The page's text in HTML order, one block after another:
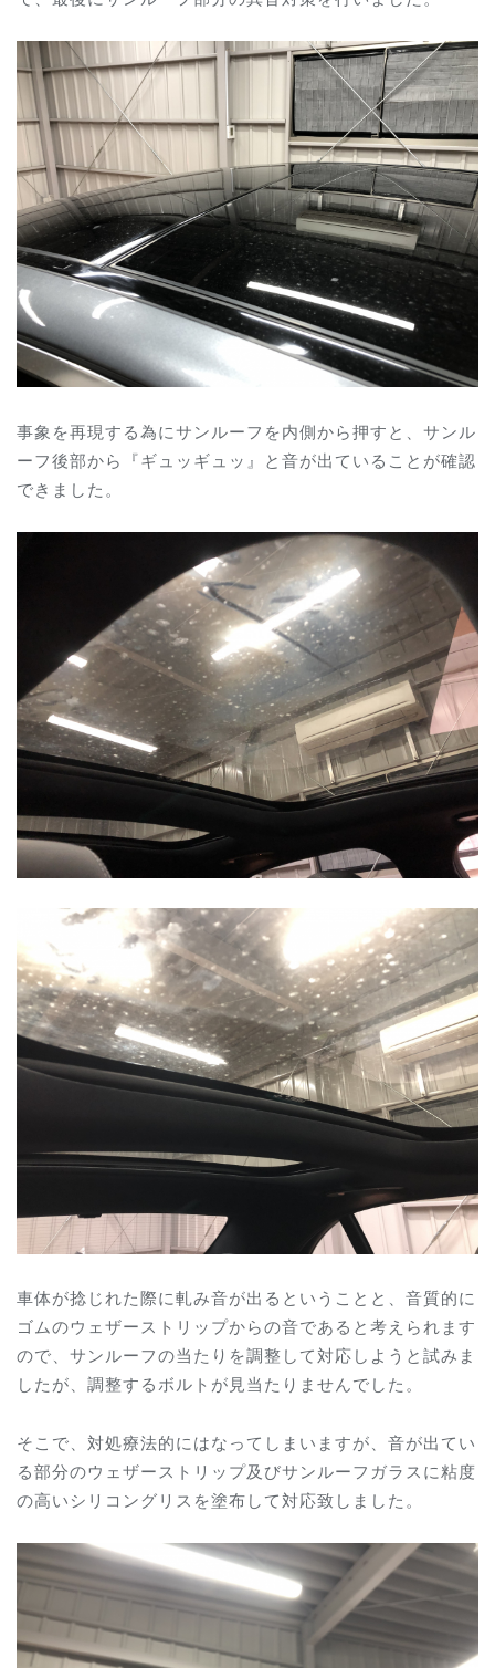
事象を再現する為にサンルーフを内側から押すと、サンル
ーフ後部から『ギュッギュッ』と音が出ていることが確認
できました。
車体が捻じれた際に軋み音が出るということと、音質的に
ゴムのウェザーストリップからの音であると考えられます
ので、サンルーフの当たりを調整して対応しようと試みま
したが、調整するボルトが見当たりませんでした。
そこで、対処療法的にはなってしまいますが、音が出てい
る部分のウェザーストリップ及びサンルーフガラスに粘度
の高いシリコングリスを塗布して対応致しました。